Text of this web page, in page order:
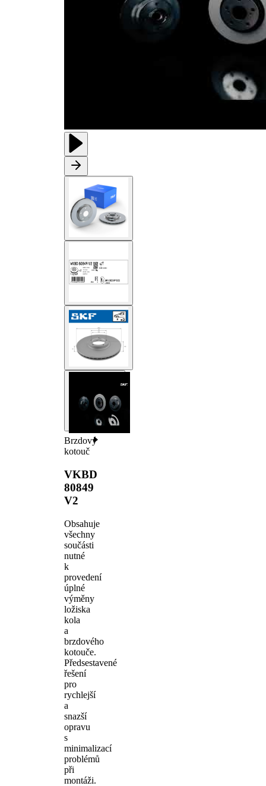
Brzdový
kotouč
VKBD
80849
V2
Obsahuje
všechny
součásti
nutné
k
provedení
úplné
výměny
ložiska
kola
a
brzdového
kotouče.
Předsestavené
řešení
pro
rychlejší
a
snazší
opravu
s
minimalizací
problémů
při
montáži.